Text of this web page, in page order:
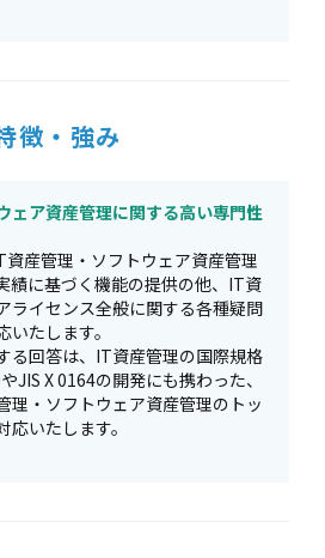
徴・強み
ェア資産管理に関する高い専門性
産管理・ソフトウェア資産管理
績に基づく機能の提供の他、IT資
ライセンス全般に関する各種疑問
たします。
る回答は、IT資産管理の国際規格
JIS X 0164の開発にも携わった、
理・ソフトウェア資産管理のトッ
いたします。